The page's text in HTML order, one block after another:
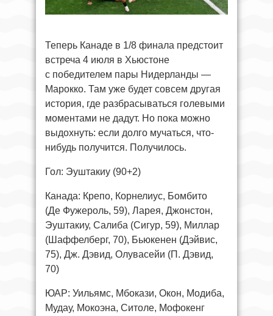
Теперь Канаде в 1/8 финала предстоит
встреча 4 июля в Хьюстоне
с победителем пары Нидерланды —
Марокко. Там уже будет совсем другая
история, где разбрасываться голевыми
моментами не дадут. Но пока можно
выдохнуть: если долго мучаться, что-
нибудь получится. Получилось.
Гол: Эуштакиу (90+2)
Канада: Крепо, Корнелиус, Бомбито
(Де Фужероль, 59), Ларея, Джонстон,
Эуштакиу, Салиба (Сигур, 59), Миллар
(Шаффелберг, 70), Бьюкенен (Дэйвис,
75), Дж. Дэвид, Олувасейи (П. Дэвид,
70)
ЮАР: Уильямс, Мбокази, Окон, Модиба,
Мудау, Мокоэна, Ситоле, Мофокенг